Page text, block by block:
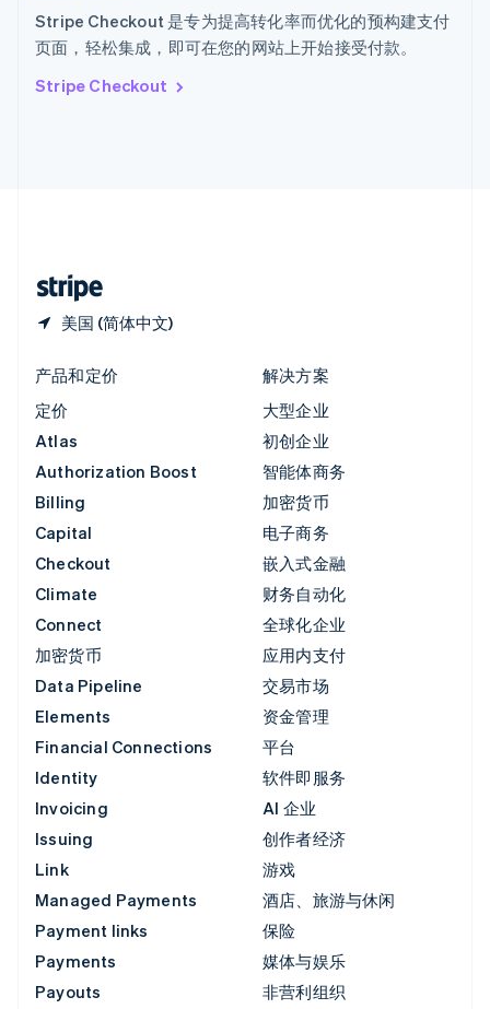
Stripe Checkout 是专为提高转化率而优化的预构建支付
页面，轻松集成，即可在您的网站上开始接受付款。
Stripe Checkout
美国 (简体中文)
意大利
ItalianoEnglish
English
产品和定价
定价
Atlas
Authorization Boost
Billing
Capital
Checkout
Climate
Connect
加密货币
Data Pipeline
Elements
Financial Connections
Identity
Invoicing
Issuing
Link
Managed Payments
Payment links
Payments
Payouts
解决方案
大型企业
初创企业
智能体商务
加密货币
电子商务
嵌入式金融
财务自动化
全球化企业
应用内支付
交易市场
资金管理
平台
软件即服务
AI 企业
创作者经济
游戏
酒店、旅游与休闲
保险
媒体与娱乐
非营利组织